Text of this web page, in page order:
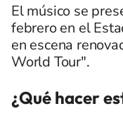
El músico se
febrero en el
en escena
World Tour".
¿Qué hacer